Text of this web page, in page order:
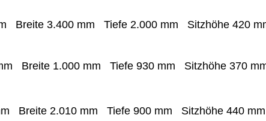
Breite 3.400 mm Tiefe 2.000 mm Sitzhöhe 420
Breite 1.000 mm Tiefe930 mm Sitzhöhe 370
Breite2.010 mm Tiefe900 mm Sitzhöhe440